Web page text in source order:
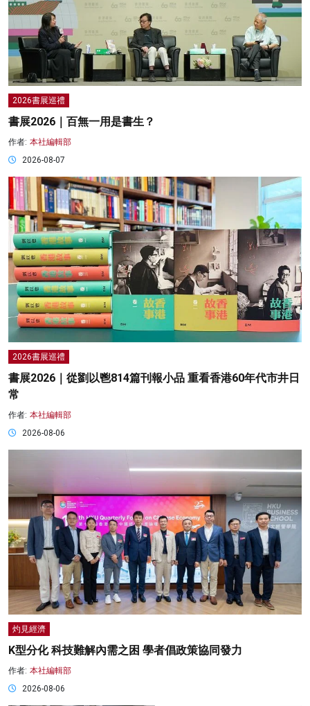
2026書展巡禮
書展2026｜百無一用是書生？
作者: 本社編輯部
2026-08-07
2026書展巡禮
書展2026｜從劉以鬯814篇刊報小品 重看香港60年代市井日
常
作者: 本社編輯部
2026-08-06
灼見經濟
K型分化 科技難解內需之困 學者倡政策協同發力
作者: 本社編輯部
2026-08-06